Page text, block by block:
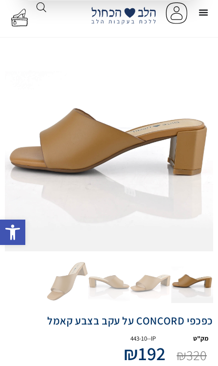
כפכפי CONCORD על עקב בצבע קאמל
מק"ט 443-10--IP
₪320
₪192